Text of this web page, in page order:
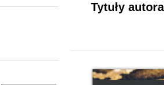
Tytuły